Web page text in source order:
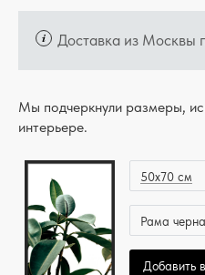
Доставка из Москвы
Мы подчеркнули размеры,
интерьере.
50x70 см
Рама
Добавить